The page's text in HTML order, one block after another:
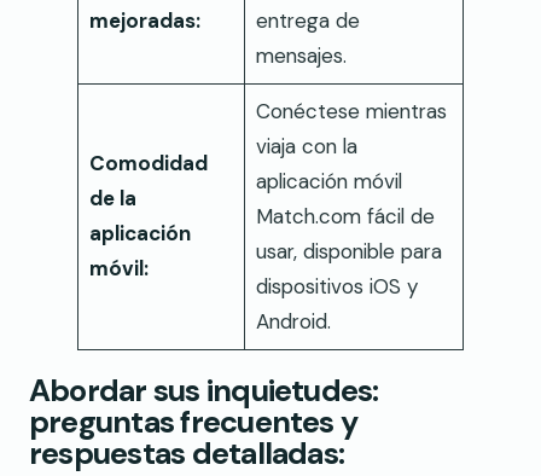
mejoradas:
entrega de
mensajes.
Comodidad
de la
aplicación
móvil:
Conéctese mientras
viaja con la
aplicación móvil
Match.com fácil de
usar, disponible para
dispositivos iOS y
Android.
Abordar sus inquietudes:
preguntas frecuentes y
respuestas detalladas: